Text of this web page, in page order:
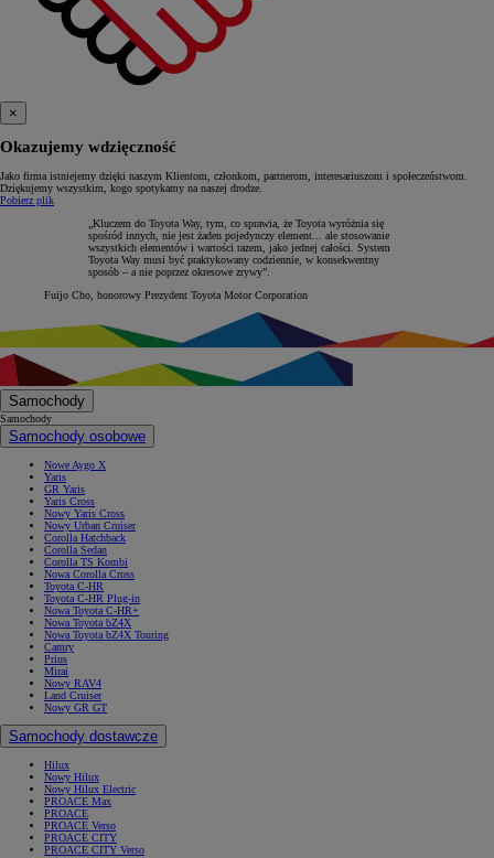
×
Okazujemy wdzięczność
Jako firma istniejemy dzięki naszym Klientom, członkom, partnerom, interesariuszom i społeczeństwom.
Dziękujemy wszystkim, kogo spotykamy na naszej drodze.
Pobierz plik
„Kluczem do Toyota Way, tym, co sprawia, że Toyota wyróżnia się
spośród innych, nie jest żaden pojedynczy element... ale stosowanie
wszystkich elementów i wartości razem, jako jednej całości. System
Toyota Way musi być praktykowany codziennie, w konsekwentny
sposób – a nie poprzez okresowe zrywy”.
Fuijo Cho, honorowy Prezydent Toyota Motor Corporation
Samochody
Samochody
Samochody osobowe
Nowe Aygo X
Yaris
GR Yaris
Yaris Cross
Nowy Yaris Cross
Nowy Urban Cruiser
Corolla Hatchback
Corolla Sedan
Corolla TS Kombi
Nowa Corolla Cross
Toyota C-HR
Toyota C-HR Plug-in
Nowa Toyota C-HR+
Nowa Toyota bZ4X
Nowa Toyota bZ4X Touring
Camry
Prius
Mirai
Nowy RAV4
Land Cruiser
Nowy GR GT
Samochody dostawcze
Hilux
Nowy Hilux
Nowy Hilux Electric
PROACE Max
PROACE
PROACE Verso
PROACE CITY
PROACE CITY Verso